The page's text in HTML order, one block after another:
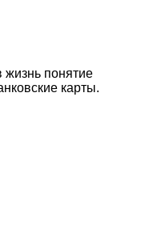
жизнь понятие
карты.